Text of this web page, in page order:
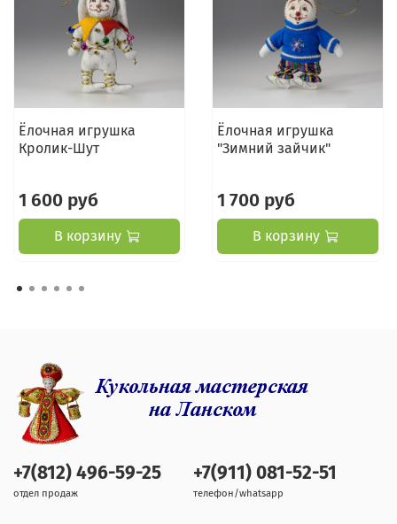
Ёлочная игрушка
Кролик-Шут
1 600 руб
В корзину
Ёлочная игрушка
"Зимний зайчик"
1 700 руб
В корзину
+7(812) 496-59-25
отдел продаж
+7(911) 081-52-51
телефон/whatsapp